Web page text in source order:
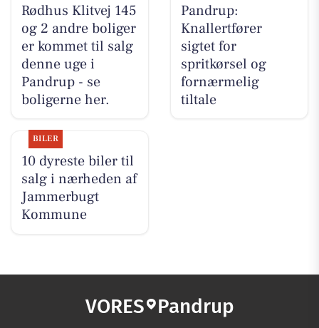
Rødhus Klitvej 145
og 2 andre boliger
er kommet til salg
denne uge i
Pandrup - se
boligerne her.
Pandrup:
Knallertfører
sigtet for
spritkørsel og
fornærmelig
tiltale
BILER
10 dyreste biler til
salg i nærheden af
Jammerbugt
Kommune
VORES Pandrup